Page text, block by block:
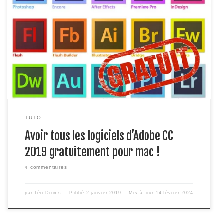
/!\ Nouvel version de cet article pour Adobe 2020 ici
ATTENTION : tutoriel obsolète pour les versions récente de
Mac OS (ne fonctionne pas pour les version après 10.14
Mojave et ulterieurs). Si vous avez une version avant la 10.14
(Mojave) vous pouvez suivre la suite de cet article sinon […]
TUTO
Avoir tous les logiciels d’Adobe CC
2019 gratuitement pour mac !
4 commentaires
par Léo Drums Publié2 janvier 2019 Mis à jour 14 février 2024